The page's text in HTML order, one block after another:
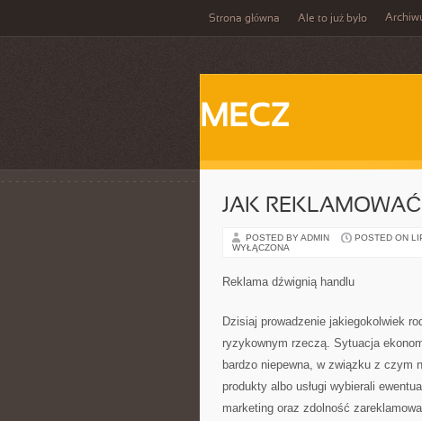
Strona główna Ale to już było
MECZ
JAK
POSTED BY ADMIN POSTED ON
WYŁĄCZONA
Reklama dźwignią handlu
Dzisiaj prowadzenie jakiegokolwiek
ryzykownym rzeczą. Sytuacja
bardzo niepewna, w związku z czym
produkty albo usługi wybierali
marketing oraz zdolność